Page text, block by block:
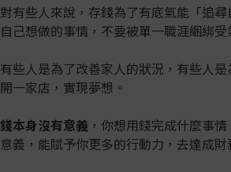
對有些人來說，存錢為了有底氣能「追
自己想做的事情，不要被單一職涯綑綁受
有些人是為了改善家人的狀況，有些人
開一家店，實現夢想。
錢本身沒有意義 ，你想用錢完成什麼事
意義，能賦予你更多的行動力，去達成財